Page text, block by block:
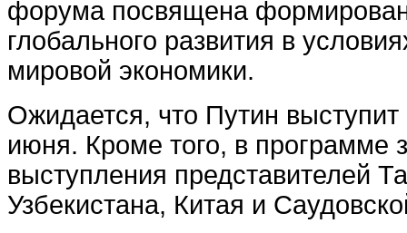
форума посвящена
глобального развития в
мировой экономики.
Ожидается, что Путин
июня. Кроме того, в программе
выступления представителей
Узбекистана, Китая и